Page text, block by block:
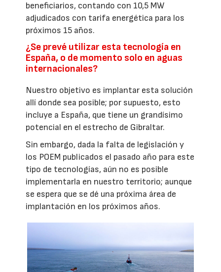
beneficiarios, contando con 10,5 MW
adjudicados con tarifa energética para los
próximos 15 años.
¿Se prevé utilizar esta tecnología en
España, o de momento solo en aguas
internacionales?
Nuestro objetivo es implantar esta solución
allí donde sea posible; por supuesto, esto
incluye a España, que tiene un grandísimo
potencial en el estrecho de Gibraltar.
Sin embargo, dada la falta de legislación y
los POEM publicados el pasado año para este
tipo de tecnologías, aún no es posible
implementarla en nuestro territorio; aunque
se espera que se dé una próxima área de
implantación en los próximos años.